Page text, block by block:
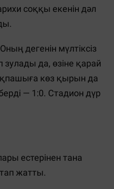
соққы екенін дәл
дегенін мүлтіксіз
да, өзіне қарай
көз қырын да
— 1:0. Стадион дүр
естерінен тана
жатты.